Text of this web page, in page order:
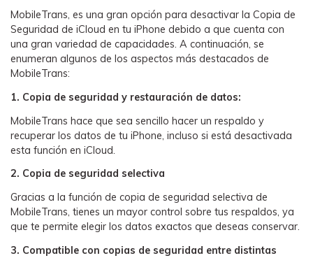
󠀰MobileTrans, es una gran opción para desactivar la Copia de
Seguridad de iCloud en tu iPhone debido a que cuenta con
una gran variedad de capacidades.󠀲󠀡󠀠󠀥󠀩󠀧󠀤󠀢󠀣󠀳󠀰 A continuación, se
enumeran algunos de los aspectos más destacados de
MobileTrans:󠀲󠀡󠀠󠀥󠀩󠀧󠀤󠀢󠀤󠀳
󠀰1. Copia de seguridad y restauración de datos:󠀲󠀡󠀠󠀥󠀩󠀧󠀤󠀢󠀥󠀳
󠀰MobileTrans hace que sea sencillo hacer un respaldo y
recuperar los datos de tu iPhone, incluso si está desactivada
esta función en iCloud.󠀲󠀡󠀠󠀥󠀩󠀧󠀤󠀢󠀦󠀳
󠀰2. Copia de seguridad selectiva󠀲󠀡󠀠󠀥󠀩󠀧󠀤󠀢󠀧󠀳
Gracias a la función de copia de seguridad selectiva de
MobileTrans, tienes un mayor control sobre tus respaldos, ya
que te permite elegir los datos exactos que deseas conservar.󠀲󠀡󠀠󠀥󠀩󠀧󠀤󠀢󠀨󠀳
󠀰3. Compatible con copias de seguridad entre distintas